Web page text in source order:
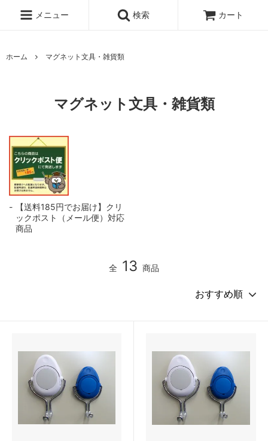
メニュー 検索 カート
ホーム マグネット文具・雑貨類
マグネット文具・雑貨類
【送料185円でお届け】クリ
ックポスト（メール便）対応
商品
全 13 商品